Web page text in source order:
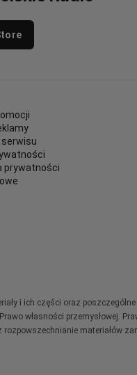
serwisu
prywatności
i ich części oraz
własności przemysłowej.
materiałów